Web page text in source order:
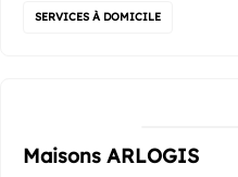
SERVICES À DOMICILE
Maisons ARLOGIS